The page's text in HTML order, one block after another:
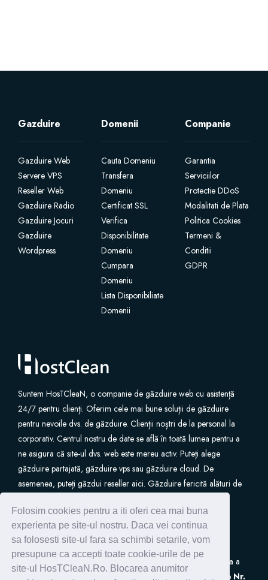
Folosim cookies pentru a iti oferi cea mai buna
experienta pe site-ul nostru. Daca vei continua
sa folosesti site-ul fara sa schimbi setarile, vom
presupune ca accepti toate cookie-urile de pe
site-ul HosTCleaN.Ro. Blocarea anumitor
Gazduire
Gazduire Web
Servere VPS
Reseller Web
Gazduire Radio
Gazduire Jocuri
Gazduire
Wordpress
Domenii
Cauta Domeniu
Transfera
Domeniu
Certificat SSL
Verifica
Disponibilitate
Domeniu
Cumpara
Domeniu
Lista Disponibiliate
Domenii
Companie
Garantia
Serviciilor
Protectie DDoS
Modalitati de Plata
Politica Cookies
Termeni &
Conditii
GDPR
Suntem HosTCleaN, o companie de găzduire web cu asistență
24/7 pentru clienți. Oferim cele mai bune soluții de găzduire
pentru nevoile dvs. de găzduire. Clienții noștri de la personal la
corporativ. Centrul nostru de date se află în toată lumea pentru a
ne asigura că site-ul dvs. web este mereu activ. Puteți alege
găzduire partajată, găzduire vps sau găzduire cloud. De
asemenea, puteți găzdui reseller aici. Găzduire fericită alături de
S.C. HostClean S.R.L
este inscrisa in Registrul de Evidenta a
Prelucrarilor de Date cu Caracter Personal (ANSPDCP) sub Nr.